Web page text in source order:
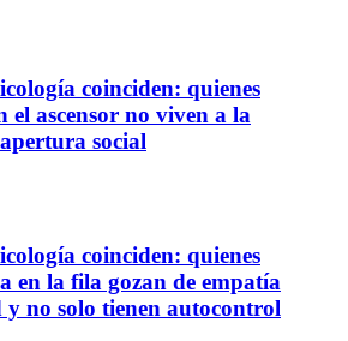
coinciden: quienes
el ascensor no viven a la
social
coinciden: quienes
en la fila gozan de empatía
no solo tienen autocontrol